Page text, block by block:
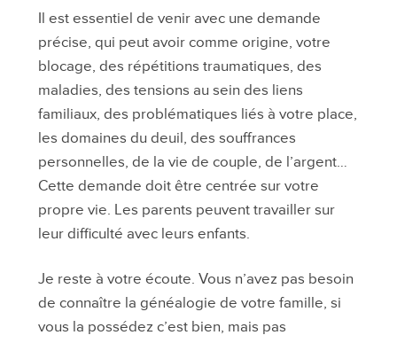
Il est essentiel de venir avec une demande
précise, qui peut avoir comme origine, votre
blocage, des répétitions traumatiques, des
maladies, des tensions au sein des liens
familiaux, des problématiques liés à votre place,
les domaines du deuil, des souffrances
personnelles, de la vie de couple, de l’argent…
Cette demande doit être centrée sur votre
propre vie. Les parents peuvent travailler sur
leur difficulté avec leurs enfants.
Je reste à votre écoute. Vous n’avez pas besoin
de connaître la généalogie de votre famille, si
vous la possédez c’est bien, mais pas